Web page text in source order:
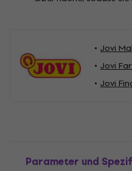
Jovi
Jovi
Jovi
Parameter und